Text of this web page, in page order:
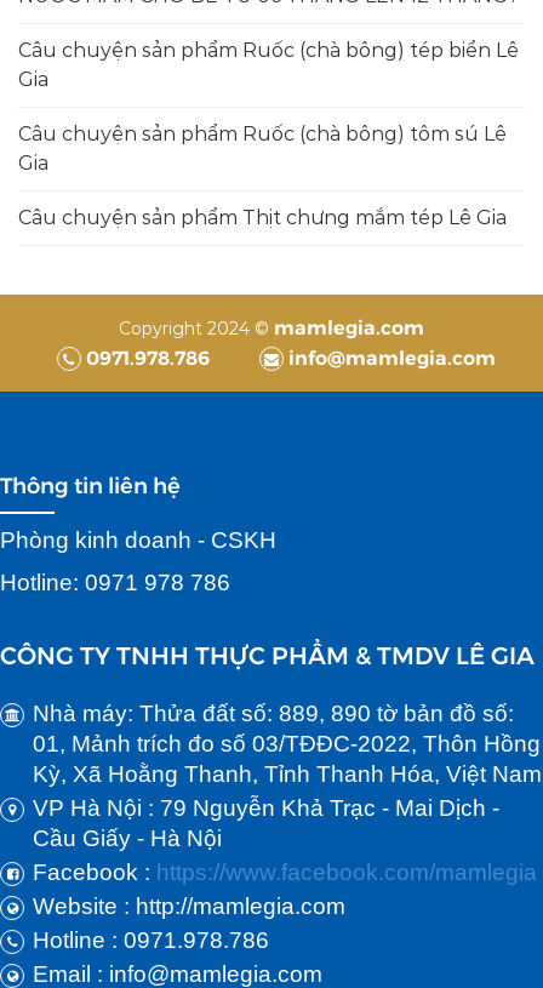
Câu chuyện sản phẩm Ruốc (chà bông) tép biển Lê
Gia
Câu chuyện sản phẩm Ruốc (chà bông) tôm sú Lê
Gia
Câu chuyện sản phẩm Thịt chưng mắm tép Lê Gia
Copyright 2024 © mamlegia.com
0971.978.786
info@mamlegia.com
Thông tin liên hệ
Phòng kinh doanh - CSKH
Hotline: 0971 978 786
CÔNG TY TNHH THỰC PHẨM & TMDV LÊ GIA
Nhà máy: Thửa đất số: 889, 890 tờ bản đồ số:
01, Mảnh trích đo số 03/TĐĐC-2022, Thôn Hồng
Kỳ, Xã Hoằng Thanh, Tỉnh Thanh Hóa, Việt Nam
VP Hà Nội : 79 Nguyễn Khả Trạc - Mai Dịch -
Cầu Giấy - Hà Nội
Facebook : https://www.facebook.com/mamlegia
Website : http://mamlegia.com
Hotline : 0971.978.786
Email : info@mamlegia.com